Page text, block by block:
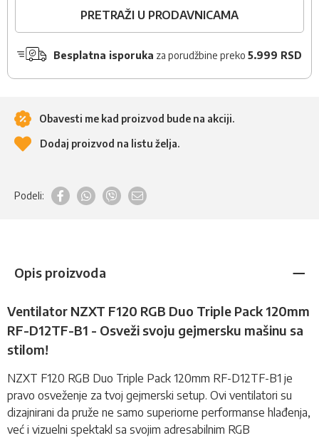
PRETRAŽI U PRODAVNICAMA
Besplatna isporuka za porudžbine preko 5.999 RSD
Obavesti me kad proizvod bude na akciji.
Dodaj proizvod na listu želja.
Podeli:
Opis proizvoda
Ventilator NZXT F120 RGB Duo Triple Pack 120mm
RF-D12TF-B1 - Osveži svoju gejmersku mašinu sa
stilom!
NZXT F120 RGB Duo Triple Pack 120mm RF-D12TF-B1 je
pravo osveženje za tvoj gejmerski setup. Ovi ventilatori su
dizajnirani da pruže ne samo superiorne performanse hlađenja,
već i vizuelni spektakl sa svojim adresabilnim RGB